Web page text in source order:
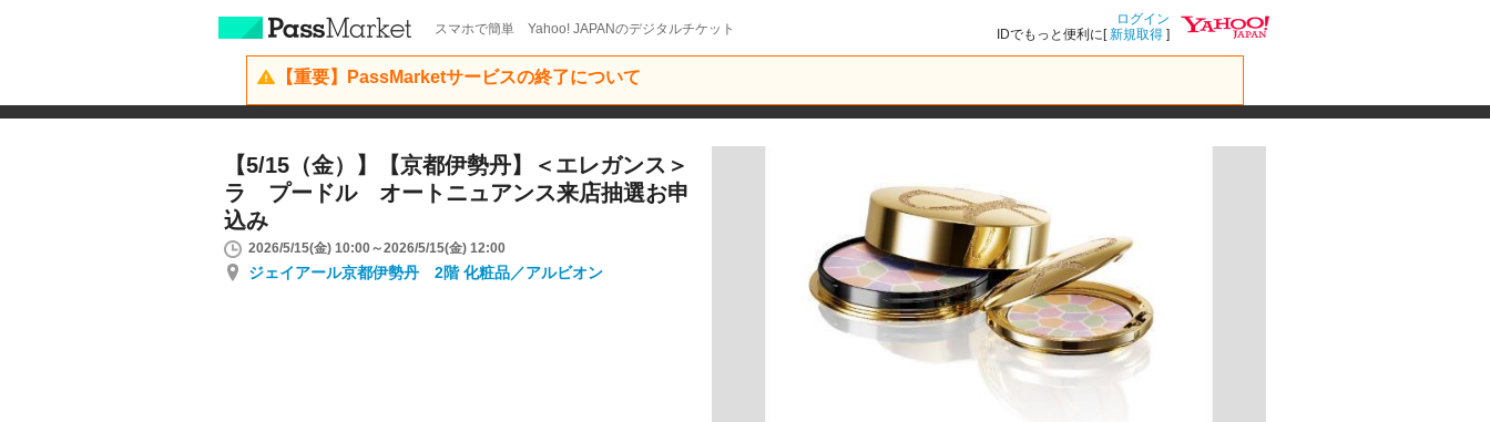
スマホで簡単 Yahoo! JAPANのデジタルチケット
ログイン
IDでもっと便利に[新規取得 ]
【重要】PassMarketサービスの終了について
【5/15（金）】【京都伊勢丹】＜エレガンス＞
ラ プードル オートニュアンス来店抽選お申
込み
2026/5/15(金) 10:00～2026/5/15(金) 12:00
ジェイアール京都伊勢丹 2階 化粧品／アルビオン